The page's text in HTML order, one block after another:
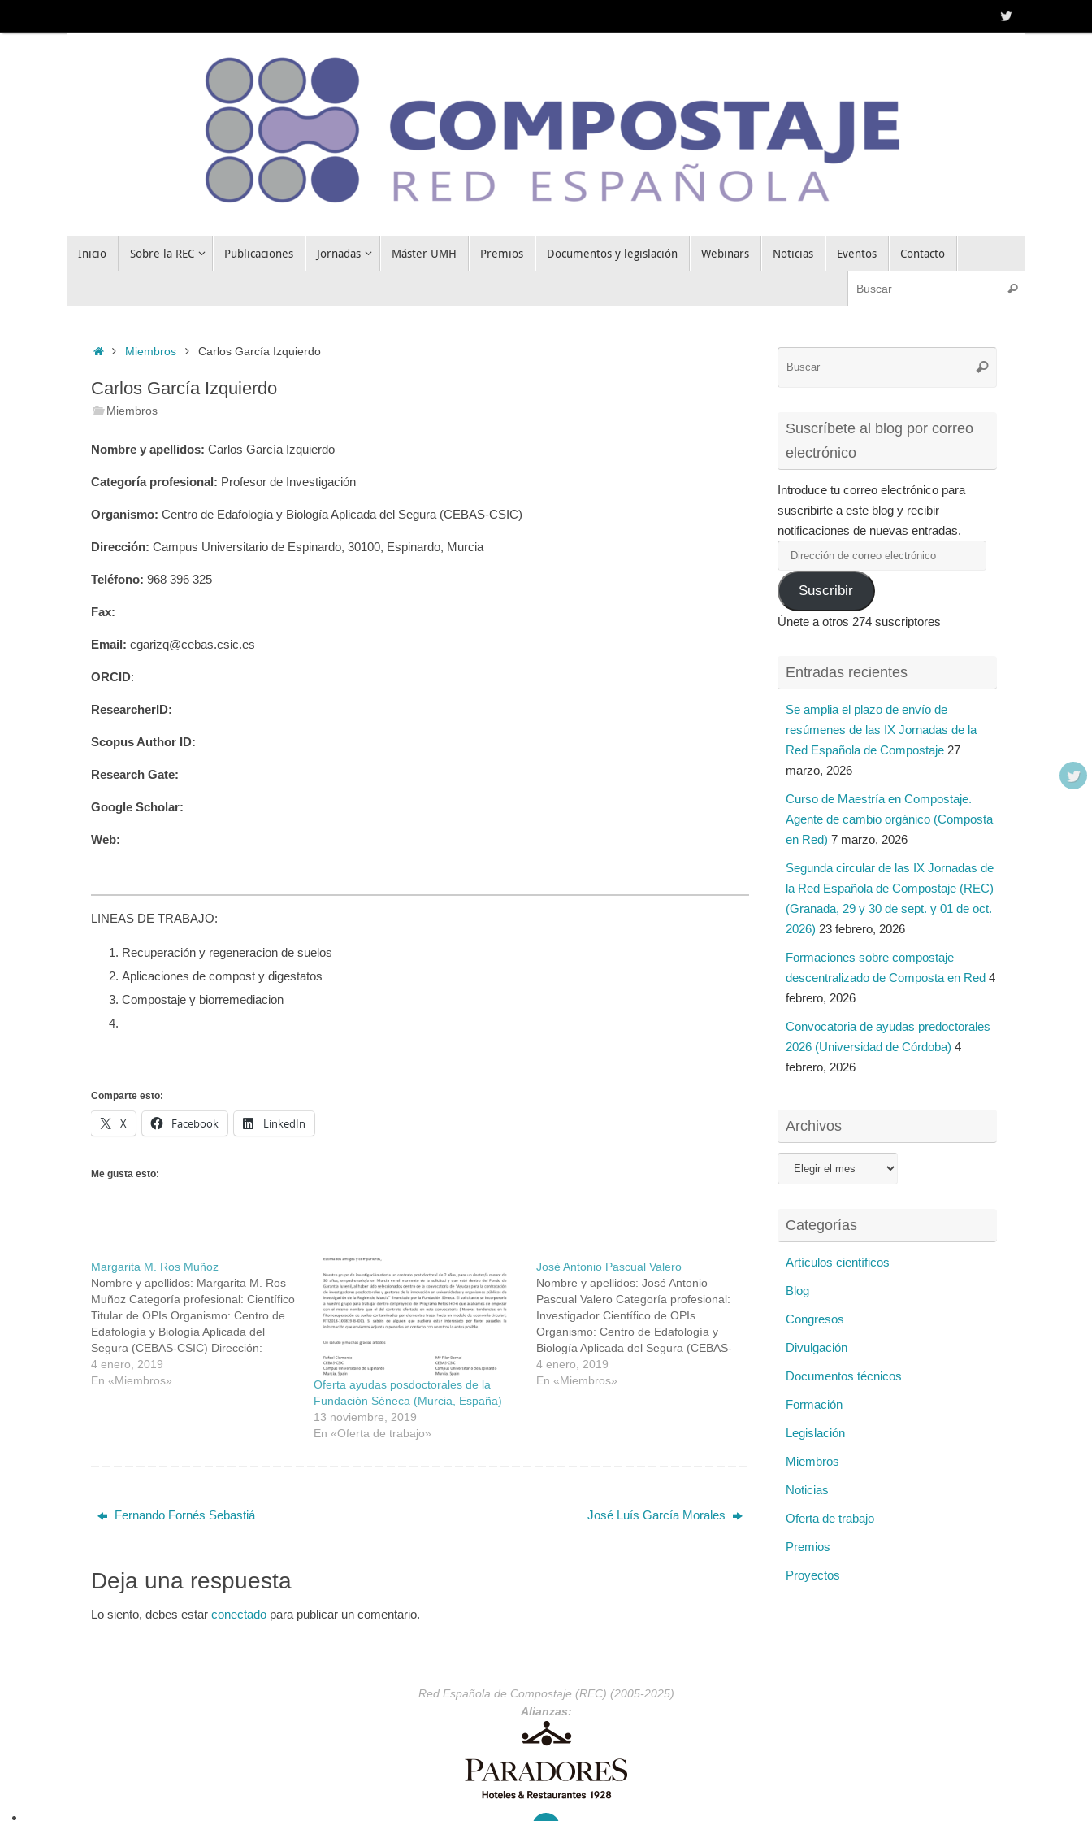
al
Inicio Sobre la REC Publicaciones Jornadas Máster UMH Premios Documentos y legislación Webinars Noticias Eventos Contacto
Buscar
InicioMiembros Carlos García Izquierdo
Carlos García Izquierdo
Miembros
Nombre y apellidos: Carlos García Izquierdo
Categoría profesional: Profesor de Investigación
Organismo: Centro de Edafología y Biología Aplicada del Segura (CEBAS-CSIC)
Dirección: Campus Universitario de Espinardo, 30100, Espinardo, Murcia
Teléfono: 968 396 325
Fax:
Email: cgarizq@cebas.csic.es
ORCID:
ResearcherID:
Scopus Author ID:
Research Gate:
Google Scholar:
Web:
LINEAS DE TRABAJO:
Recuperación y regeneracion de suelos
Aplicaciones de compost y digestatos
Compostaje y biorremediacion
Comparte esto:
X Facebook LinkedIn
Me gusta esto:
Margarita M. Ros Muñoz
Nombre y apellidos: Margarita M. Ros
Muñoz Categoría profesional: Científico
Titular de OPIs Organismo: Centro de
Edafología y Biología Aplicada del
Segura (CEBAS-CSIC) Dirección:
Campus Universitario de Espinardo,
30100, Murcia Teléfono: 968 396 388
4 enero, 2019
En «Miembros»
Oferta ayudas posdoctorales de la
Fundación Séneca (Murcia, España)
13 noviembre, 2019
En «Oferta de trabajo»
José Antonio Pascual Valero
Nombre y apellidos: José Antonio
Pascual Valero Categoría profesional:
Investigador Científico de OPIs
Organismo: Centro de Edafología y
Biología Aplicada del Segura (CEBAS-
CSIC) Dirección: Campus Universitario
de Espinardo, 30100, Murcia Teléfono:
4 enero, 2019
En «Miembros»
Fernando Fornés Sebastiá José Luís García Morales
Deja una respuesta
Lo siento, debes estar conectado para publicar un comentario.
Buscar
Suscríbete al blog por correo
electrónico
Introduce tu correo electrónico para
suscribirte a este blog y recibir
notificaciones de nuevas entradas.
Dirección
de
correo
electrónico
Suscribir
Únete a otros 274 suscriptores
Entradas recientes
Se amplia el plazo de envío de
resúmenes de las IX Jornadas de la
Red Española de Compostaje 27
marzo, 2026
Curso de Maestría en Compostaje.
Agente de cambio orgánico (Composta
en Red) 7 marzo, 2026
Segunda circular de las IX Jornadas de
la Red Española de Compostaje (REC)
(Granada, 29 y 30 de sept. y 01 de oct.
2026) 23 febrero, 2026
Formaciones sobre compostaje
descentralizado de Composta en Red 4
febrero, 2026
Convocatoria de ayudas predoctorales
2026 (Universidad de Córdoba) 4
febrero, 2026
Archivos
Archivos
Categorías
Artículos científicos
Blog
Congresos
Divulgación
Documentos técnicos
Formación
Legislación
Miembros
Noticias
Oferta de trabajo
Premios
Proyectos
Red Española de Compostaje (REC) (2005-2025)
Alianzas: